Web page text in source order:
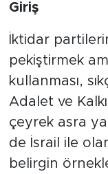
Giriş
İktidar
pekiştirmek
kullanması,
Adalet ve
çeyrek asra
de İsrail ile
belirgin
NOSTALJİ
KULİS
YAZARLAR
DİNİ